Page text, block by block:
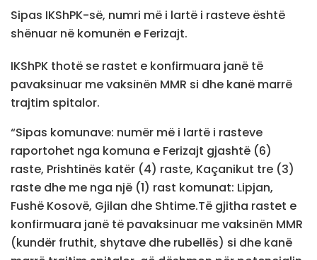
Sipas IKShPK-së, numri më i lartë i rasteve është
shënuar në komunën e Ferizajt.
IKShPK thotë se rastet e konfirmuara janë të
pavaksinuar me vaksinën MMR si dhe kanë marrë
trajtim spitalor.
“Sipas komunave: numër më i lartë i rasteve
raportohet nga komuna e Ferizajt gjashtë (6)
raste, Prishtinës katër (4) raste, Kaçanikut tre (3)
raste dhe me nga një (1) rast komunat: Lipjan,
Fushë Kosovë, Gjilan dhe Shtime.Të gjitha rastet e
konfirmuara janë të pavaksinuar me vaksinën MMR
(kundër fruthit, shytave dhe rubellës) si dhe kanë